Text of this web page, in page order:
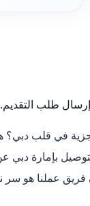
إرسال طلب التقديم.
في قلب دبي؟
بإمارة دبي
عملنا هو سر